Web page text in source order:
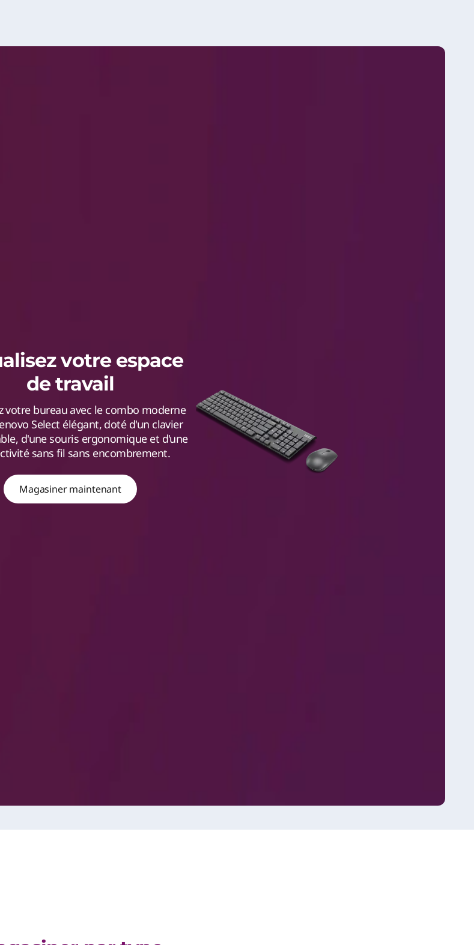
votre espace
de travail
votre bureau avec le combo moderne
Select élégant, doté d'un clavier
d'une souris ergonomique et d'une
sans fil sans encombrement.
Magasiner maintenant